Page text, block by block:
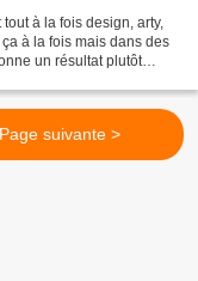
à la fois design, arty,
à la fois mais dans des
un résultat plutôt
Page suivante >